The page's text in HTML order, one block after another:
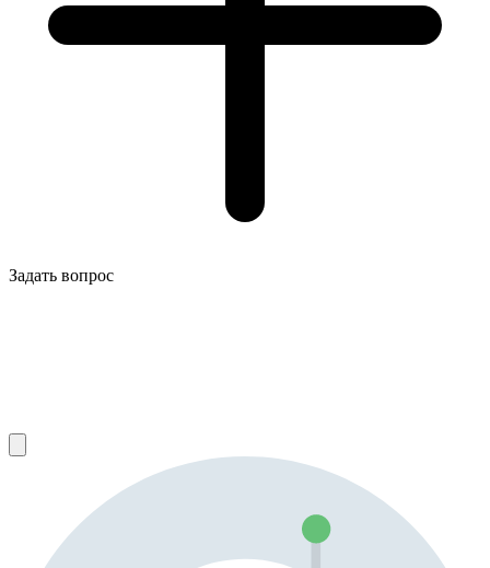
Задать вопрос